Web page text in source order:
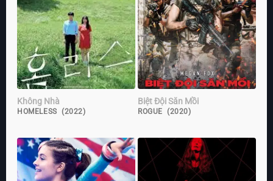
Không Nhà
HOMELESS (2022)
Biệt Đội Săn Mồi
ROGUE (2020)